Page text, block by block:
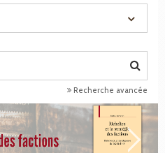
Recherche avancée